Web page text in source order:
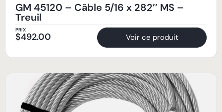
GM 45120 – Câble 5/16 x 282’’ MS –
Treuil
PRIX
$492.00 Voir ce produit